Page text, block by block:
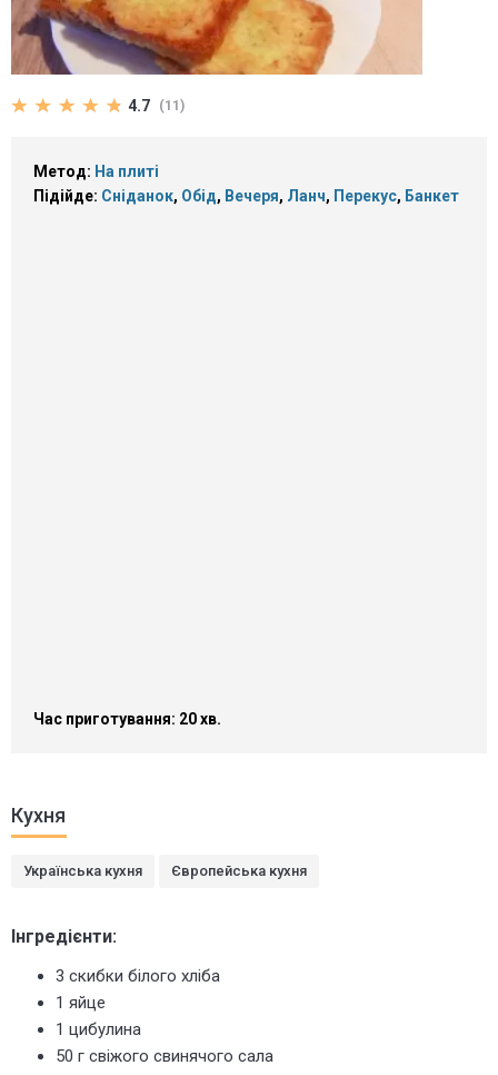
4.7 (11)
Метод: На плиті
Підійде: Сніданок, Обід, Вечеря, Ланч, Перекус, Банкет
Час приготування: 20 хв.
Кухня
Українська кухня Європейська кухня
Інгредієнти:
3 скибки білого хліба
1 яйце
1 цибулина
50 г свіжого свинячого сала